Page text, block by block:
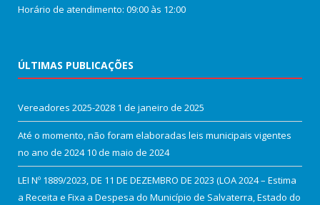
Horário de atendimento: 09:00 às 12:00
ÚLTIMAS PUBLICAÇÕES
Vereadores 2025-2028 1 de janeiro de 2025
Até o momento, não foram elaboradas leis municipais vigentes
no ano de 2024 10 de maio de 2024
LEI Nº 1889/2023, DE 11 DE DEZEMBRO DE 2023 (LOA 2024 – Estima
a Receita e Fixa a Despesa do Município de Salvaterra, Estado do